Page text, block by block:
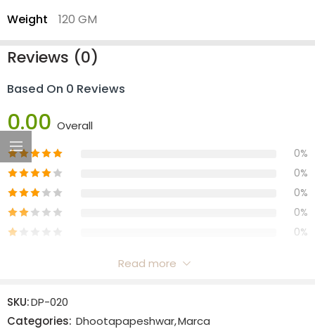
Weight 120 GM
Reviews (0)
Based On 0 Reviews
0.00 Overall
0%
0%
0%
0%
0%
There are no reviews yet.
Read more
SKU:DP-020
Categories: Dhootapapeshwar,Marca